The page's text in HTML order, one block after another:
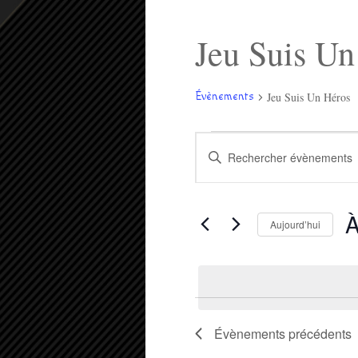
Jeu Suis
Évènements Jeu Suis Un Héros
Évènements
Recherche
navigation
de
Évènements
Saisir
mot-
par
mot-
Aujourd’hui
Évènements précédents